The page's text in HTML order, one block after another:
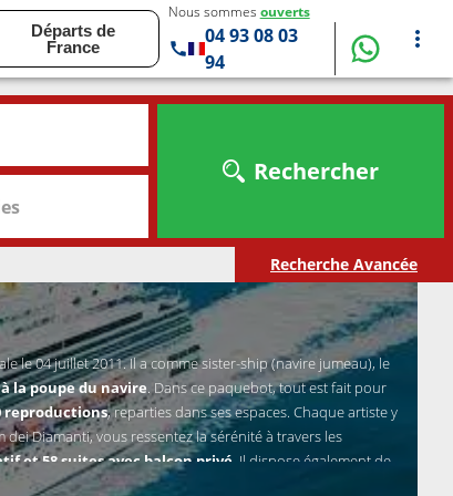
Départs de
France
Nous sommes ouverts
04 93 08 03
94
Rechercher
Recherche Avancée
le 04 juillet 2011. Il a comme sister-ship (navire jumeau), le
la poupe du navire. Dans ce paquebot, tout est fait pour
reproductions, reparties dans ses espaces. Chaque artiste y
Diamanti, vous ressentez la sérénité à travers les
et 58 suites avec balcon privé . Il dispose également de
extérieures vue mer avec sabord, extérieures vue mer avec